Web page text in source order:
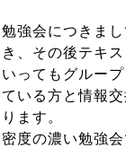
勉強会につきま
き、その後テキ
いってもグルー
ている方と情報
ります。
密度の濃い勉強